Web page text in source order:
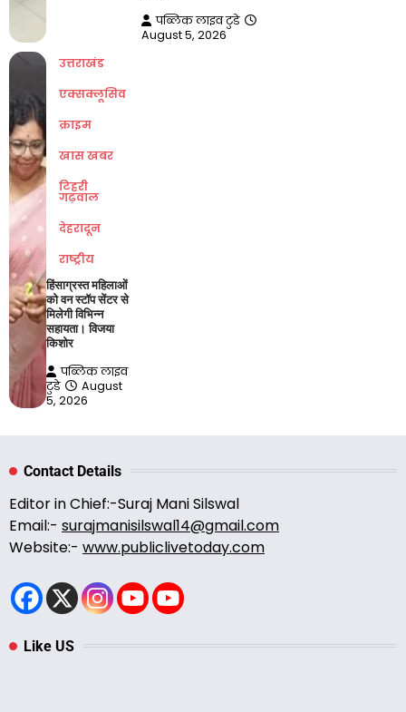
पब्लिक लाइव टुडे
August 5, 2026
उत्तराखंड
एक्सक्लूसिव
क्राइम
खास खबर
टिहरी
गढ़वाल
देहरादून
राष्ट्रीय
हिंसाग्रस्त महिलाओं
को वन स्टॉप सेंटर से
मिलेगी विभिन्न
सहायता। विजया
किशोर
पब्लिक लाइव
टुडे
August
5, 2026
Contact Details
Editor in Chief:-Suraj Mani Silswal
Email:- surajmanisilswal14@gmail.com
Website:- www.publiclivetoday.com
Like US